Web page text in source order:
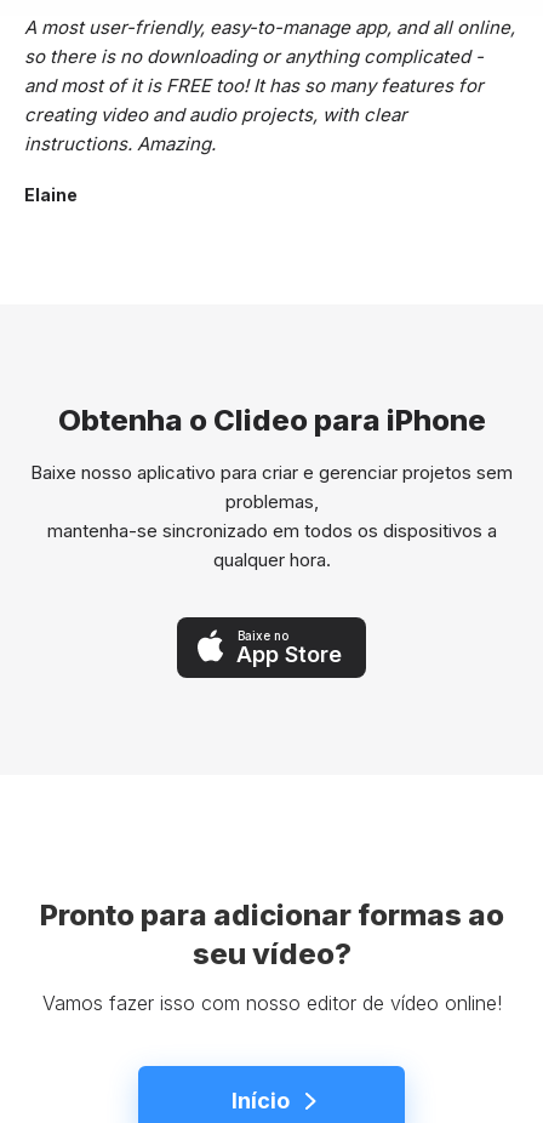
A most user-friendly, easy-to-manage app, and all online,
so there is no downloading or anything complicated -
and most of it is FREE too! It has so many features for
creating video and audio projects, with clear
instructions. Amazing.
Elaine
Obtenha o Clideo para iPhone
Baixe nosso aplicativo para criar e gerenciar projetos sem
problemas,
mantenha-se sincronizado em todos os dispositivos a
qualquer hora.
Baixe no
App Store
Pronto para adicionar formas ao
seu vídeo?
Vamos fazer isso com nosso editor de vídeo online!
Início